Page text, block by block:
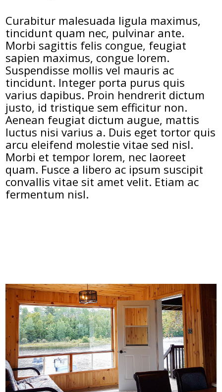
Curabitur malesuada ligula maximus,
tincidunt quam nec, pulvinar ante.
Morbi sagittis felis congue, feugiat
sapien maximus, congue lorem.
Suspendisse mollis vel mauris ac
tincidunt. Integer porta purus quis
varius dapibus. Proin hendrerit dictum
justo, id tristique sem efficitur non.
Aenean feugiat dictum augue, mattis
luctus nisi varius a. Duis eget tortor quis
arcu eleifend molestie vitae sed nisl.
Morbi et tempor lorem, nec laoreet
quam. Fusce a libero ac ipsum suscipit
convallis vitae sit amet velit. Etiam ac
fermentum nisl.